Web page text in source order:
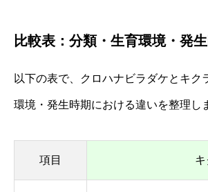
比較表：分類・生育環境・発
以下の表で、クロハナビラダケとキク
環境・発生時期における違いを整理し
項目 キ